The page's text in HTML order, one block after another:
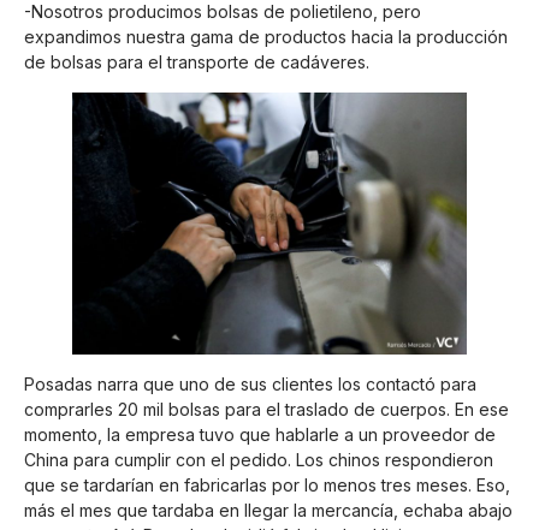
-Nosotros producimos bolsas de polietileno, pero
expandimos nuestra gama de productos hacia la producción
de bolsas para el transporte de cadáveres.
Posadas narra que uno de sus clientes los contactó para
comprarles 20 mil bolsas para el traslado de cuerpos. En ese
momento, la empresa tuvo que hablarle a un proveedor de
China para cumplir con el pedido. Los chinos respondieron
que se tardarían en fabricarlas por lo menos tres meses. Eso,
más el mes que tardaba en llegar la mercancía, echaba abajo